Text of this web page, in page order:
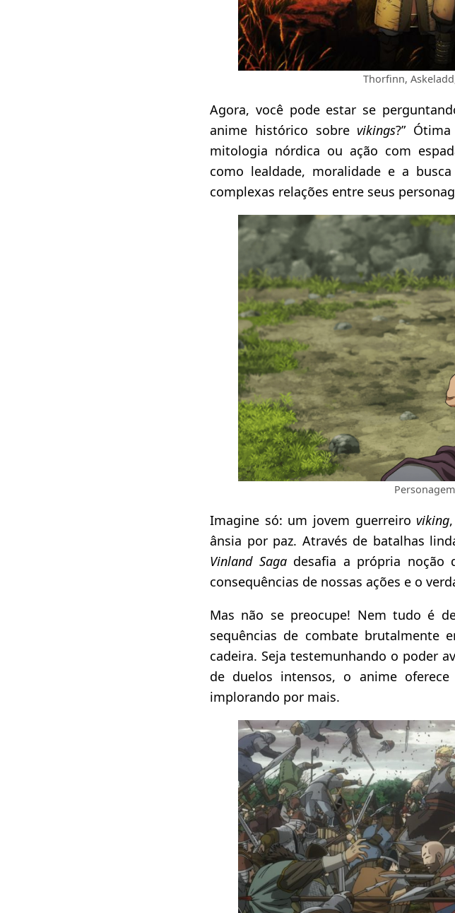
Thorfinn,
Agora, você pode estar se
anime histórico sobre vikings?”
mitologia nórdica ou ação com
como lealdade, moralidade e a
complexas relações entre seus
Imagine só: um jovem guerreiro viking
ânsia por paz. Através de batalhas
Vinland Sagadesafia a própria noção
consequências de nossas ações e o
Mas não se preocupe! Nem tudo é
sequências de combate brutalmente
cadeira. Seja testemunhando o poder
de duelos intensos, o anime
implorando por mais.